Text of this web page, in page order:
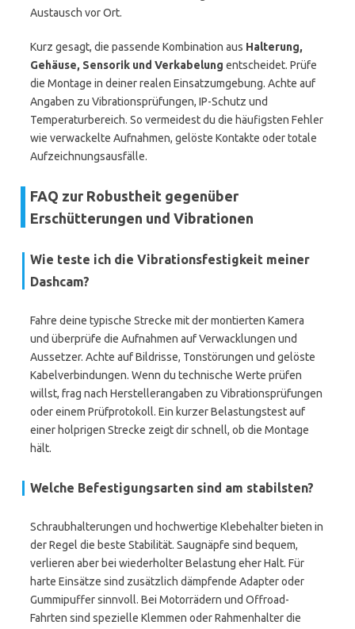
Austausch vor Ort.
Kurz gesagt, die passende Kombination aus Halterung,
Gehäuse, Sensorik und Verkabelung entscheidet. Prüfe
die Montage in deiner realen Einsatzumgebung. Achte auf
Angaben zu Vibrationsprüfungen, IP-Schutz und
Temperaturbereich. So vermeidest du die häufigsten Fehler
wie verwackelte Aufnahmen, gelöste Kontakte oder totale
Aufzeichnungsausfälle.
FAQ zur Robustheit gegenüber
Erschütterungen und Vibrationen
Wie teste ich die Vibrationsfestigkeit meiner
Dashcam?
Fahre deine typische Strecke mit der montierten Kamera
und überprüfe die Aufnahmen auf Verwacklungen und
Aussetzer. Achte auf Bildrisse, Tonstörungen und gelöste
Kabelverbindungen. Wenn du technische Werte prüfen
willst, frag nach Herstellerangaben zu Vibrationsprüfungen
oder einem Prüfprotokoll. Ein kurzer Belastungstest auf
einer holprigen Strecke zeigt dir schnell, ob die Montage
hält.
Welche Befestigungsarten sind am stabilsten?
Schraubhalterungen und hochwertige Klebehalter bieten in
der Regel die beste Stabilität. Saugnäpfe sind bequem,
verlieren aber bei wiederholter Belastung eher Halt. Für
harte Einsätze sind zusätzlich dämpfende Adapter oder
Gummipuffer sinnvoll. Bei Motorrädern und Offroad-
Fahrten sind spezielle Klemmen oder Rahmenhalter die